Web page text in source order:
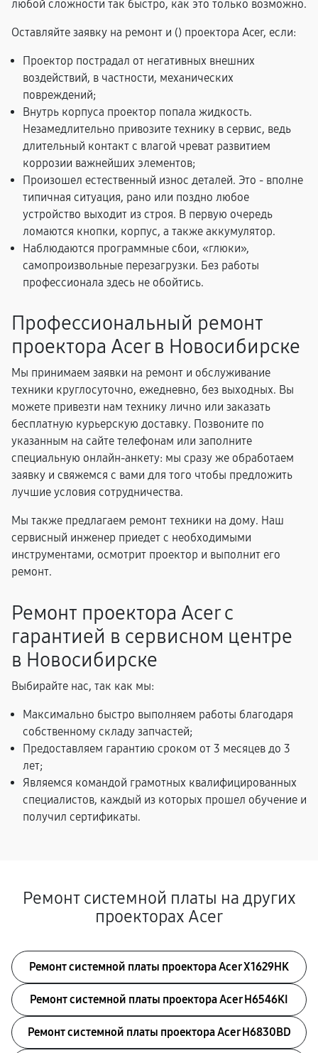
любой сложности так быстро, как это только возможно.
Оставляйте заявку на ремонт и () проектора Acer, если:
Проектор пострадал от негативных внешних
воздействий, в частности, механических
повреждений;
Внутрь корпуса проектор попала жидкость.
Незамедлительно привозите технику в сервис, ведь
длительный контакт с влагой чреват развитием
коррозии важнейших элементов;
Произошел естественный износ деталей. Это - вполне
типичная ситуация, рано или поздно любое
устройство выходит из строя. В первую очередь
ломаются кнопки, корпус, а также аккумулятор.
Наблюдаются программные сбои, «глюки»,
самопроизвольные перезагрузки. Без работы
профессионала здесь не обойтись.
Профессиональный ремонт
проектора Acer в Новосибирске
Мы принимаем заявки на ремонт и обслуживание
техники круглосуточно, ежедневно, без выходных. Вы
можете привезти нам технику лично или заказать
бесплатную курьерскую доставку. Позвоните по
указанным на сайте телефонам или заполните
специальную онлайн-анкету: мы сразу же обработаем
заявку и свяжемся с вами для того чтобы предложить
лучшие условия сотрудничества.
Мы также предлагаем ремонт техники на дому. Наш
сервисный инженер приедет с необходимыми
инструментами, осмотрит проектор и выполнит его
ремонт.
Ремонт проектора Acer с
гарантией в сервисном центре
в Новосибирске
Выбирайте нас, так как мы:
Максимально быстро выполняем работы благодаря
собственному складу запчастей;
Предоставляем гарантию сроком от 3 месяцев до 3
лет;
Являемся командой грамотных квалифицированных
специалистов, каждый из которых прошел обучение и
получил сертификаты.
Ремонт системной платы на других
проекторах Acer
Ремонт системной платы проектора Acer X1629HK
Ремонт системной платы проектора Acer H6546KI
Ремонт системной платы проектора Acer H6830BD